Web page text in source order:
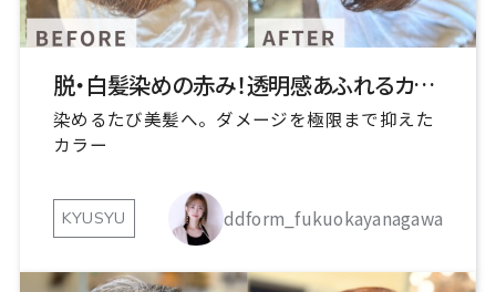
脱・白髪染めの赤み！透明感あふれるカラー叶えます♪
染めるたび美髪へ。ダメージを極限まで抑えた
カラー
KYUSYU ddform_fukuokayanagawa